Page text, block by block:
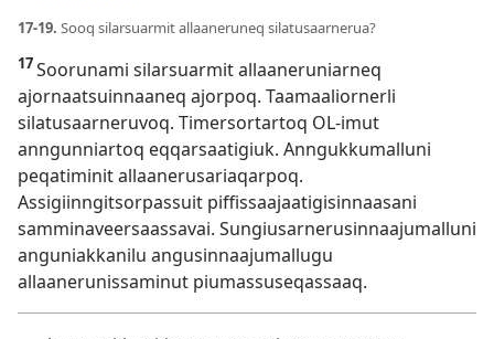
17-19. Sooq silarsuarmit allaaneruneq silatusaarnerua?
17Soorunami silarsuarmit allaaneruniarneq
ajornaatsuinnaaneq ajorpoq. Taamaaliornerli
silatusaarneruvoq. Timersortartoq OL-imut
anngunniartoq eqqarsaatigiuk. Anngukkumalluni
peqatiminit allaanerusariaqarpoq.
Assigiinngitsorpassuit piffissaajaatigisinnaasani
samminaveersaassavai. Sungiusarnerusinnaajumalluni
anguniakkanilu angusinnaajumallugu
allaanerunissaminut piumassuseqassaaq.